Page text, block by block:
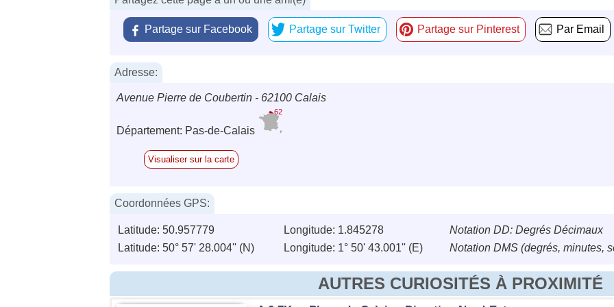
Partage sur Facebook Partage sur Twitter Partage sur Pinterest Par Email
Adresse:
Avenue Pierre de Coubertin - 62100 Calais
Département: Pas-de-Calais
62
Visualiser sur la carte
Coordonnées GPS:
Latitude: 50.957779 Longitude: 1.845278
Notation DD: Degrés Décimaux
Latitude: 50° 57' 28.004'' (N)
Longitude: 1° 50' 43.001'' (E) Notation DMS (degrés, minutes,
AUTRES CURIOSITÉS À PROXIMITÉ